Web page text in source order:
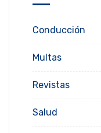
Conducción
Multas
Revistas
Salud